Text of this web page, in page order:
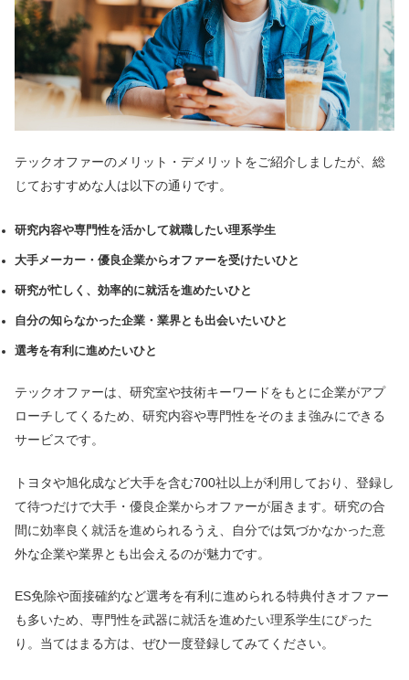
テックオファーのメリット・デメリットをご紹介しましたが、総
じておすすめな人は以下の通りです。
研究内容や専門性を活かして就職したい理系学生
大手メーカー・優良企業からオファーを受けたいひと
研究が忙しく、効率的に就活を進めたいひと
自分の知らなかった企業・業界とも出会いたいひと
選考を有利に進めたいひと
テックオファーは、研究室や技術キーワードをもとに企業がアプ
ローチしてくるため、研究内容や専門性をそのまま強みにできる
サービスです。
トヨタや旭化成など大手を含む700社以上が利用しており、登録し
て待つだけで大手・優良企業からオファーが届きます。研究の合
間に効率良く就活を進められるうえ、自分では気づかなかった意
外な企業や業界とも出会えるのが魅力です。
ES免除や面接確約など選考を有利に進められる特典付きオファー
も多いため、専門性を武器に就活を進めたい理系学生にぴった
り。当てはまる方は、ぜひ一度登録してみてください。